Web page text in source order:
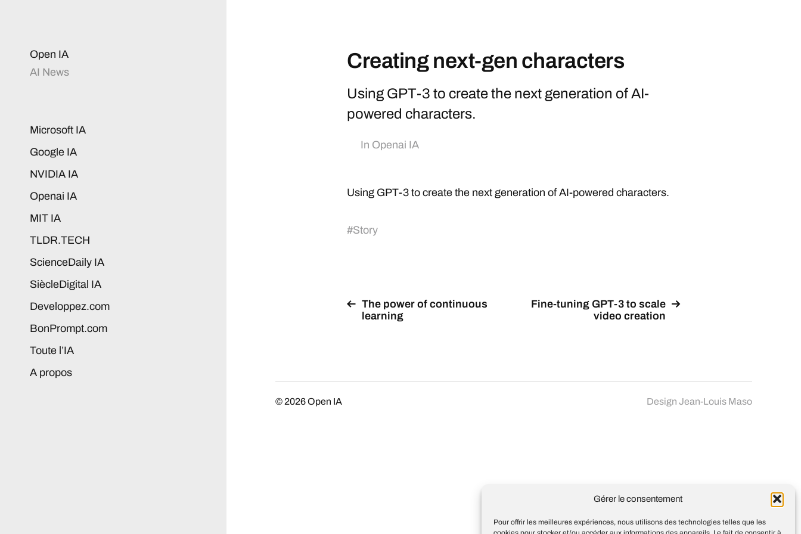
Gérer le consentement
Pour offrir les meilleures expériences, nous utilisons des technologies telles que les
Open IA
AI News
Microsoft IA
Google IA
NVIDIA IA
Openai IA
MIT IA
TLDR.TECH
ScienceDaily IA
SiècleDigital IA
Developpez.com
BonPrompt.com
Toute l’IA
A propos
Creating next-gen characters
Using GPT-3 to create the next generation of AI-
powered characters.
In Openai IA
Using GPT-3 to create the next generation of AI-powered characters.
#Story
The power of continuous
learning
Fine-tuning GPT-3 to scale
video creation
© 2026Open IA Design Jean-Louis Maso